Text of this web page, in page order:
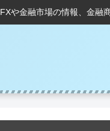
FXや金融市場の情報、金融